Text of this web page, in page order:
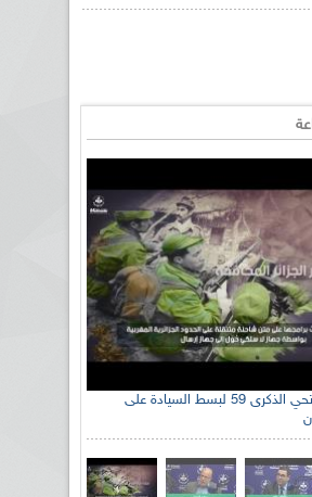
الإذاعة الجزائرية تحي الذكرى 59 لبسط السيادة على